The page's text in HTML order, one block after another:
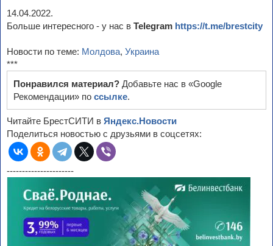
14.04.2022.
Больше интересного - у нас в Telegram https://t.me/brestcity
Новости по теме: Молдова, Украина
***
Понравился материал? Добавьте нас в «Google
Рекомендации» по ссылке.
Читайте БрестСИТИ в Яндекс.Новости
Поделиться новостью с друзьями в соцсетях:
----------------------